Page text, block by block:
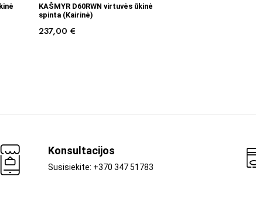
Į KREPŠELĮ
KAŠMYR D60RWN virtuvės ūkinė
spinta (Kairinė)
237,00 €
Konsultacijos
Susisiekite: +370 347 51783